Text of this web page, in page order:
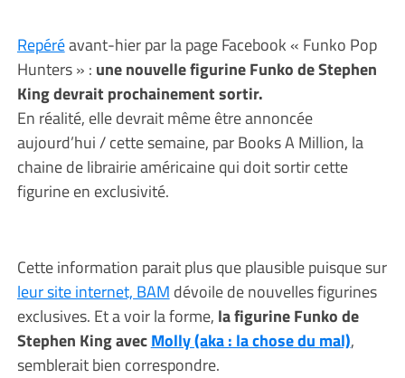
Repéréavant-hier par la page Facebook « Funko Pop
Hunters » : une nouvelle figurine Funko de Stephen
King devrait prochainement sortir.
En réalité, elle devrait même être annoncée
aujourd’hui / cette semaine, par Books A Million, la
chaine de librairie américaine qui doit sortir cette
figurine en exclusivité.
Cette information parait plus que plausible puisque sur
leur site internet, BAM dévoile de nouvelles figurines
exclusives. Et a voir la forme, la figurine Funko de
Stephen King avecMolly (aka : la chose du mal),
semblerait bien correspondre.